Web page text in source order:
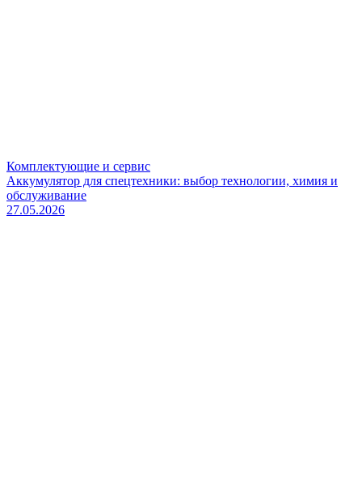
Комплектующие и сервис
Аккумулятор для спецтехники: выбор технологии, химия и
обслуживание
27.05.2026